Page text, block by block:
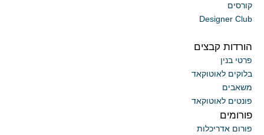
קורסים
Designer Club
הורדות קבצים
פרטי בנין
בלוקים לאוטוקאד
משאבים
פונטים לאוטוקאד
פורומים
פורום אדריכלות